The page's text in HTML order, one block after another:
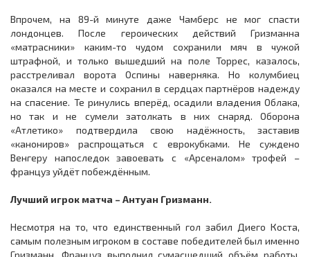
Впрочем, на 89-й минуте даже Чамберс не мог спасти
лондонцев. После героических действий Гризманна
«матрасники» каким-то чудом сохранили мяч в чужой
штрафной, и только вышедший на поле Торрес, казалось,
расстреливал ворота Оспины наверняка. Но колумбиец
оказался на месте и сохранил в сердцах партнёров надежду
на спасение. Те ринулись вперёд, осадили владения Облака,
но так и не сумели затолкать в них снаряд. Оборона
«Атлетико» подтвердила свою надёжность, заставив
«канониров» распрощаться с еврокубками. Не суждено
Венгеру напоследок завоевать с «Арсеналом» трофей –
француз уйдёт побеждённым.
Лучший игрок матча – Антуан Гризманн.
Несмотря на то, что единственный гол забил Диего Коста,
самым полезным игроком в составе победителей был именно
Гризманн. Француз выполнил сумасшедший объём работы,